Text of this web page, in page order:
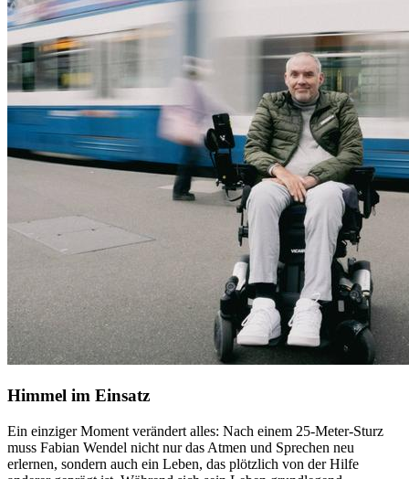
Himmel im Einsatz
Ein einziger Moment verändert alles: Nach einem 25-Meter-Sturz
muss Fabian Wendel nicht nur das Atmen und Sprechen neu
erlernen, sondern auch ein Leben, das plötzlich von der Hilfe